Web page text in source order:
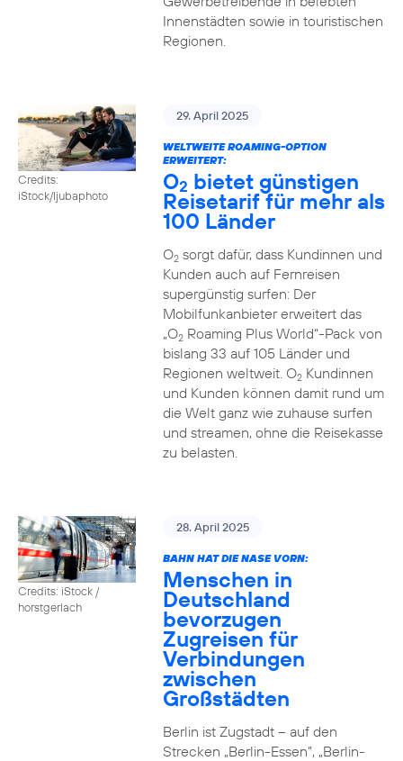
Innenstädten sowie in touristischen
Regionen.
Credits:
iStock/ljubaphoto
29. April 2025
WELTWEITE ROAMING-OPTION
ERWEITERT:
O2 bietet günstigen
Reisetarif für mehr als
100 Länder
O2sorgt dafür, dass Kundinnen und
Kunden auch auf Fernreisen
supergünstig surfen: Der
Mobilfunkanbieter erweitert das
„O2Roaming Plus World“-Pack von
bislang 33 auf 105 Länder und
Regionen weltweit. O2Kundinnen
und Kunden können damit rund um
die Welt ganz wie zuhause surfen
und streamen, ohne die Reisekasse
zu belasten.
Credits: iStock /
horstgerlach
28. April 2025
BAHN HAT DIE NASE VORN:
Menschen in
Deutschland
bevorzugen
Zugreisen für
Verbindungen
zwischen
Großstädten
Berlin ist Zugstadt – auf den
Strecken „Berlin-Essen”, „Berlin-